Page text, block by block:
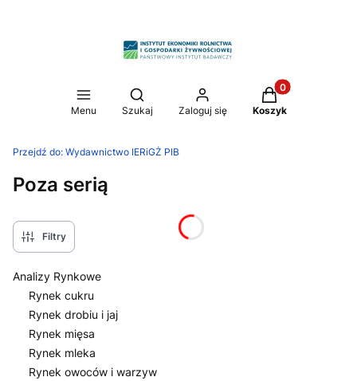
Menu
Otwórz wyszukiwarkę
Szukaj Zaloguj się
Produkty w
Koszyk
Przejdź do: Wydawnictwo IERiGŻ PIB
Poza serią
Filtry
Analizy Rynkowe
Rynek cukru
Rynek drobiu i jaj
Rynek mięsa
Rynek mleka
Rynek owoców i warzyw